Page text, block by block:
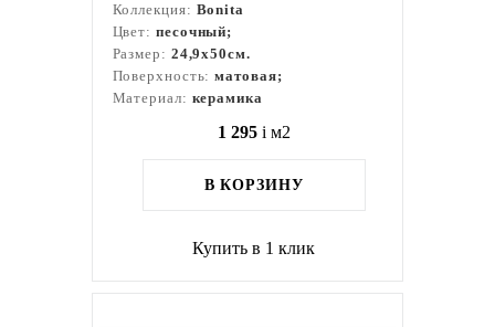
Коллекция: Bonita
Цвет: песочный;
Размер: 24,9x50см.
Поверхность:матовая;
Материал: керамика
1 295 i м2
В КОРЗИНУ
Купить в 1 клик